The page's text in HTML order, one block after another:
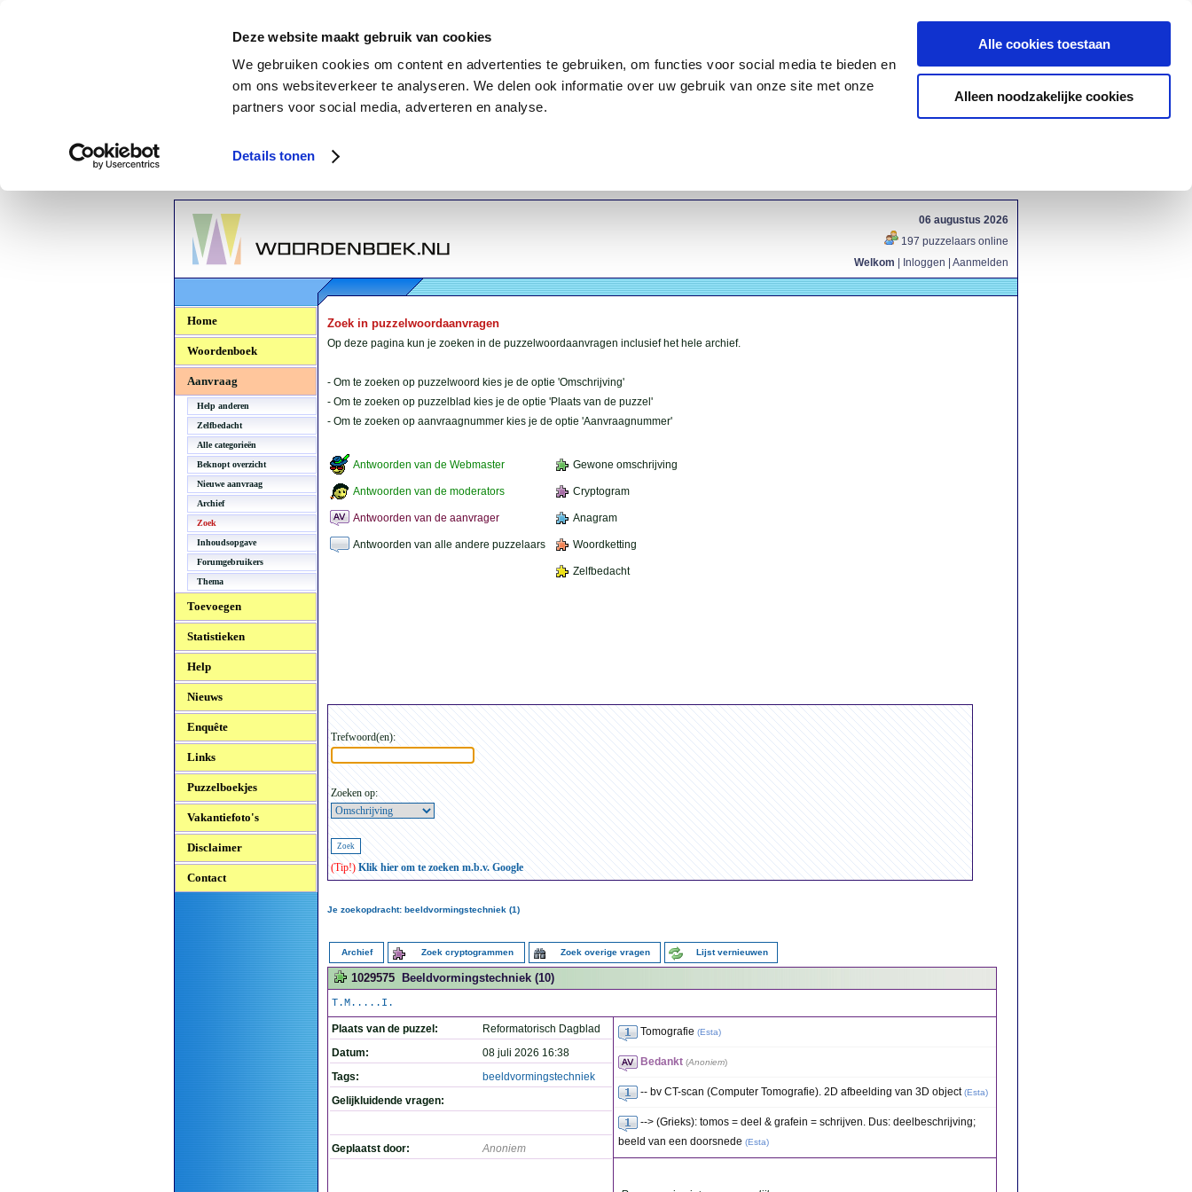
Deze website maakt gebruik van cookies
We gebruiken cookies om content en advertenties te gebruiken, om functies voor social media te bieden en
om ons websiteverkeer te analyseren. We delen ook informatie over uw gebruik van onze site met onze
partners voor social media, adverteren en analyse.
Details tonen
Alle cookies toestaan
Alleen noodzakelijke cookies
Woordenboek.NU
06 augustus 2026
197 puzzelaars online
Welkom
Inloggen Aanmelden
Home
Woordenboek
Aanvraag
Help anderen
Zelfbedacht
Alle categorieën
Beknopt overzicht
Nieuwe aanvraag
Archief
Zoek
Inhoudsopgave
Forumgebruikers
Thema
Toevoegen
Statistieken
Help
Nieuws
Enquête
Links
Puzzelboekjes
Vakantiefoto's
Disclaimer
Contact
Zoek in puzzelwoordaanvragen
Op deze pagina kun je zoeken in de puzzelwoordaanvragen inclusief het hele archief.
- Om te zoeken op puzzelwoord kies je de optie 'Omschrijving'
- Om te zoeken op puzzelblad kies je de optie 'Plaats van de puzzel'
- Om te zoeken op aanvraagnummer kies je de optie 'Aanvraagnummer'
Antwoorden van de Webmaster Gewone omschrijving
Antwoorden van de moderators Cryptogram
Antwoorden van de aanvrager Anagram
Antwoorden van alle andere puzzelaars Woordketting
Zelfbedacht
Trefwoord(en):
Zoeken op:
(Tip!) Klik hier om te zoeken m.b.v. Google
Je zoekopdracht: beeldvormingstechniek (1)
Archief Zoek cryptogrammen Zoek overige vragen Lijst vernieuwen
1029575 Beeldvormingstechniek (10)
T.M.....I.
Plaats van de puzzel:
Reformatorisch Dagblad
Datum:
08 juli 2026 16:38
Tags:
beeldvormingstechniek
Gelijkluidende vragen:
Geplaatst door: Anoniem
Tomografie (Esta)
Bedankt (Anoniem)
-- bv CT-scan (Computer Tomografie). 2D afbeelding van 3D object (Esta)
--> (Grieks): tomos = deel & grafein = schrijven. Dus: deelbeschrijving;
beeld van een doorsnede (Esta)